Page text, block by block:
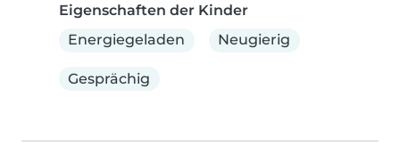
Eigenschaften der Kinder
Energiegeladen
Neugierig
Gesprächig